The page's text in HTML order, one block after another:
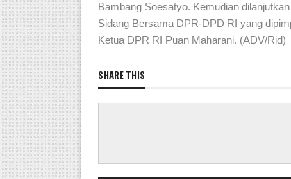
Bambang Soesatyo. Kemudian
Sidang Bersama DPR-DPD RI yang
Ketua DPR RI Puan Maharani. (ADV/Rid)
SHARE THIS